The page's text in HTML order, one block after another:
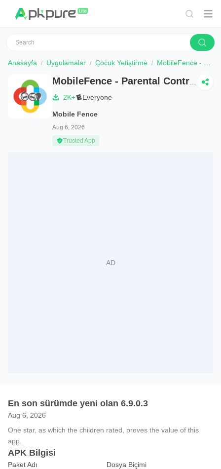
Anasayfa Uygulamalar Çocuk Yetiştirme MobileFence - Parental Control
2K+
Everyone
Mobile Fence
Aug 6, 2026
Trusted App
En son sürümde yeni olan 6.9.0.3
Aug 6, 2026
One star, as which the children rated, proves the value of this
app.
APK Bilgisi
Paket Adı
Dosya Biçimi